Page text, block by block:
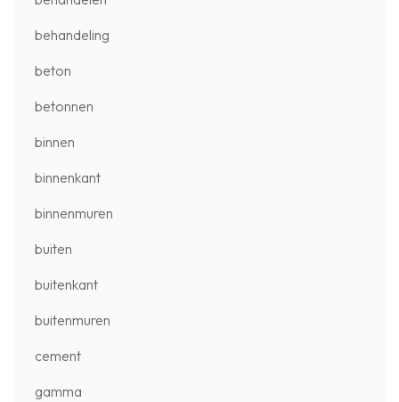
behandeling
beton
betonnen
binnen
binnenkant
binnenmuren
buiten
buitenkant
buitenmuren
cement
gamma